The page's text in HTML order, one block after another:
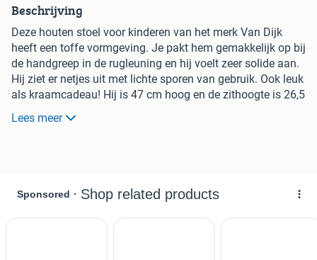
Beschrijving
Deze houten stoel voor kinderen van het merk Van Dijk
heeft een toffe vormgeving. Je pakt hem gemakkelijk op bij
de handgreep in de rugleuning en hij voelt zeer solide aan.
Hij ziet er netjes uit met lichte sporen van gebruik. Ook leuk
als kraamcadeau! Hij is 47 cm hoog en de zithoogte is 26,5
cm. Te koop voor €45,-.
Lees meer